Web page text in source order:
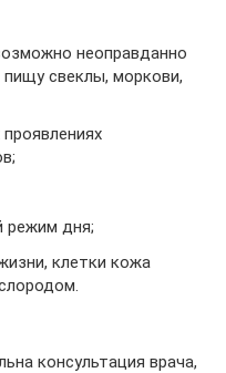
неоправданно
свеклы, моркови,
режим дня;
клетки кожа
консультация врача,